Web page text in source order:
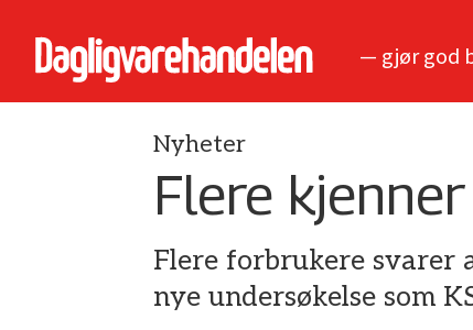
— gjør god
Nyheter
Flere
Flere forbrukere svarer
nye undersøkelse som